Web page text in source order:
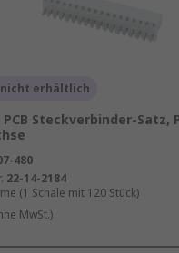
praktischen Einheit. Das
Typische Sets
in
für sichere
wie
erhältlich
PCB Steckverbinder-Satz,
480
22-14-2184
(1 Schale mit 120 Stück)
MwSt.)